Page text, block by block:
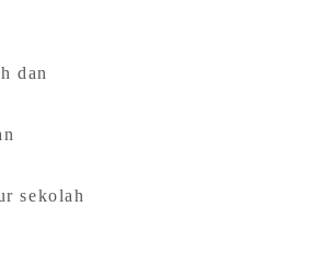
dan
sekolah